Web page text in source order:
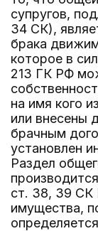
супругов,
34 СК),
брака
которое в
213 ГК РФ
на имя кого
или внесены
брачным
установлен
Раздел
ст. 38, 39 СК
имущества,